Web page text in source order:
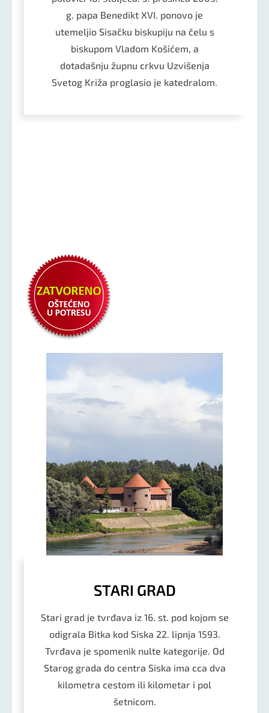
g. papa Benedikt XVI. ponovo je
utemeljio Sisačku biskupiju na čelu s
biskupom Vladom Košićem, a
dotadašnju župnu crkvu Uzvišenja
Svetog Križa proglasio je katedralom.
STARI GRAD
Stari grad je tvrđava iz 16. st. pod kojom se
odigrala Bitka kod Siska 22. lipnja 1593.
Tvrđava je spomenik nulte kategorije. Od
Starog grada do centra Siska ima cca dva
kilometra cestom ili kilometar i pol
šetnicom.